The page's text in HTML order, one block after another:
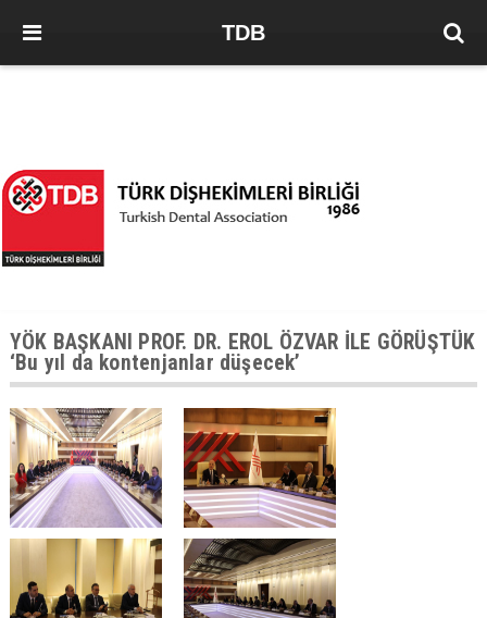
TDB
YÖK BAŞKANI PROF. DR. EROL ÖZVAR İLE GÖRÜŞTÜK
‘Bu yıl da kontenjanlar düşecek’